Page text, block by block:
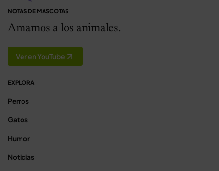
NOTAS DE MASCOTAS
Amamos a los animales.
Ver en YouTube
EXPLORA
Perros
Gatos
Humor
Noticias